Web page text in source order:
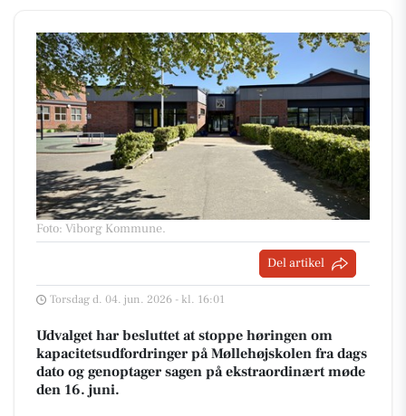
Foto: Viborg Kommune.
Del artikel
Torsdag d. 04. jun. 2026 - kl. 16:01
Udvalget har besluttet at stoppe høringen om
kapacitetsudfordringer på Møllehøjskolen fra dags
dato og genoptager sagen på ekstraordinært møde
den 16. juni.